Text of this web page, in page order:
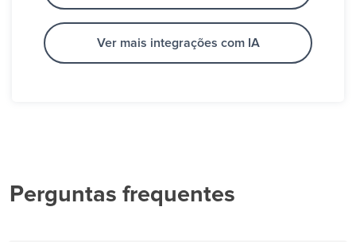
Ver mais integrações com IA
Perguntas frequentes